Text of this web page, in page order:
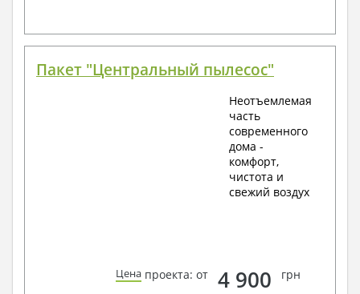
Пакет "Центральный пылесос"
Неотъемлемая
часть
современного
дома -
комфорт,
чистота и
свежий воздух
Цена проекта: от 4 900 грн